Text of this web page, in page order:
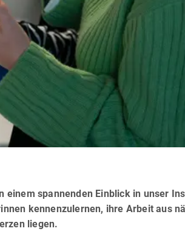
einem spannenden Einblick in unser
kennenzulernen, ihre Arbeit aus
liegen.